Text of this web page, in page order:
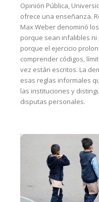
Opinión Pública,
ofrece una enseñanza.
Max Weber denominó
porque sean infalibles
porque el ejercicio
comprender códigos,
vez están escritos. La
esas reglas informales
las instituciones y
disputas personales.